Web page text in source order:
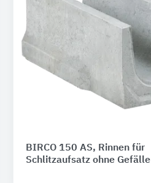
BIRCO 150 AS, Rinnen für
Schlitzaufsatz ohne Gefälle